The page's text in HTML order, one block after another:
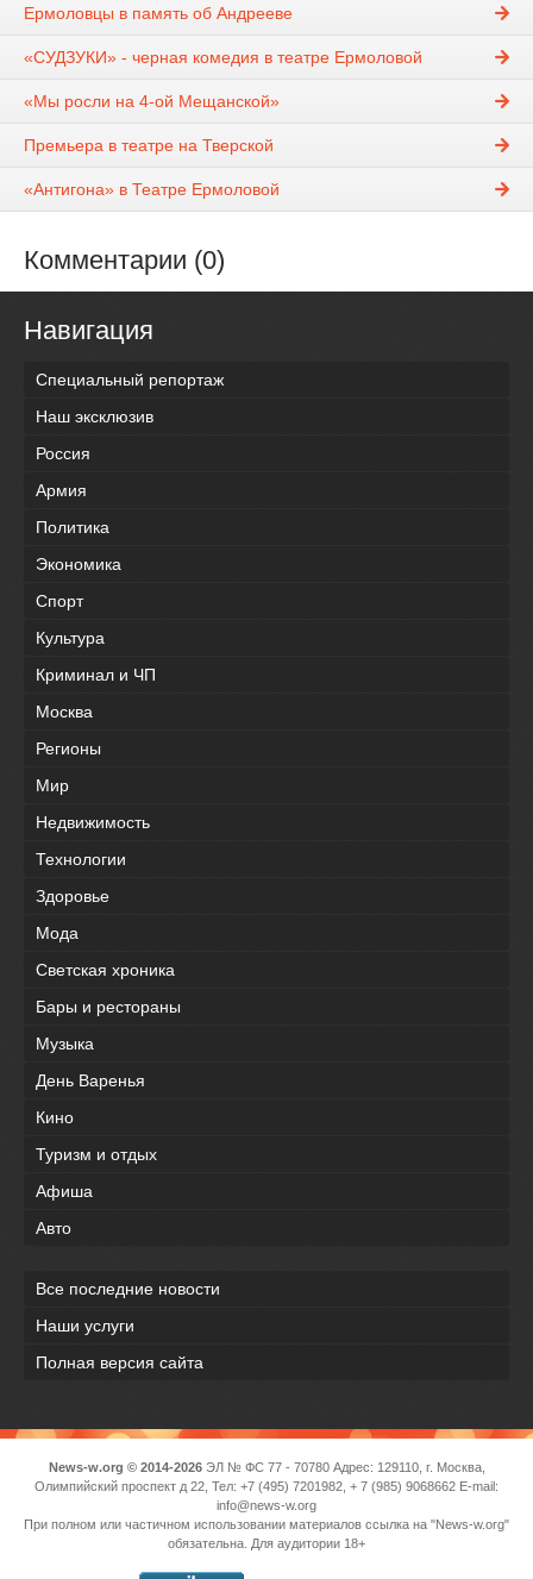
Ермоловцы в память об Андрееве
«СУДЗУКИ» - черная комедия в театре Ермоловой
«Мы росли на 4-ой Мещанской»
Премьера в театре на Тверской
«Антигона» в Театре Ермоловой
Комментарии (0)
Навигация
Специальный репортаж
Наш эксклюзив
Россия
Армия
Политика
Экономика
Спорт
Культура
Криминал и ЧП
Москва
Регионы
Мир
Недвижимость
Технологии
Здоровье
Мода
Светская хроника
Бары и рестораны
Музыка
День Варенья
Кино
Туризм и отдых
Афиша
Авто
Все последние новости
Наши услуги
Полная версия сайта
News-w.org © 2014-2026ЭЛ № ФС 77 - 70780 Адрес: 129110, г. Москва,
Олимпийский проспект д 22, Тел: +7 (495) 7201982, + 7 (985) 9068662 E-mail:
info@news-w.org
При полном или частичном использовании материалов ссылка на "News-w.org"
обязательна. Для аудитории 18+